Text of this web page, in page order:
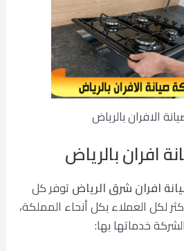
الافران بالرياض
افران بالرياض
افران شرق الرياض توفر كل
لكل العملاء بكل أنحاء المملكة،
خدماتها بها: